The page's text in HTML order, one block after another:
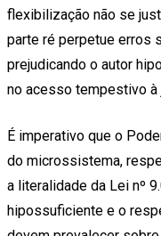
flexibilização não se
parte ré perpetue erros
prejudicando o autor
no acesso tempestivo à
É imperativo que o
do microssistema,
a literalidade da Lei nº
hipossuficiente e o